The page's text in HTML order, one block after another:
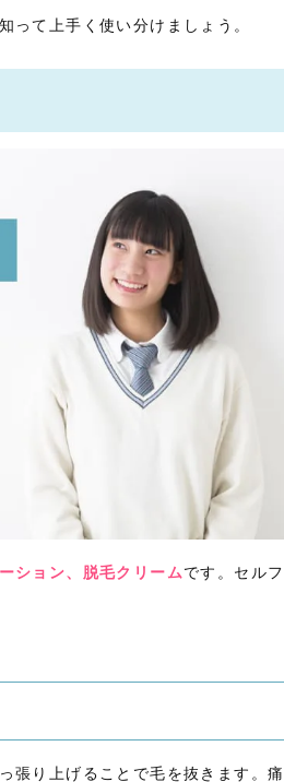
って上手く使い分けましょう。
ション、脱毛クリームです。セルフ
張り上げることで毛を抜きます。痛